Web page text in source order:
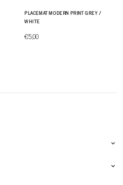
PLACEMAT MODERN PRINT GREY /
WHITE
€5,00